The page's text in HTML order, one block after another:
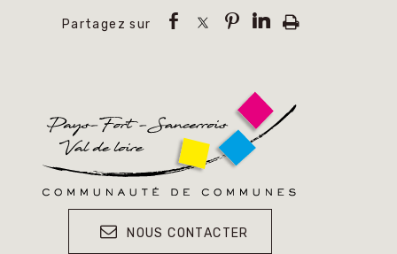
NOUS CONTACTER